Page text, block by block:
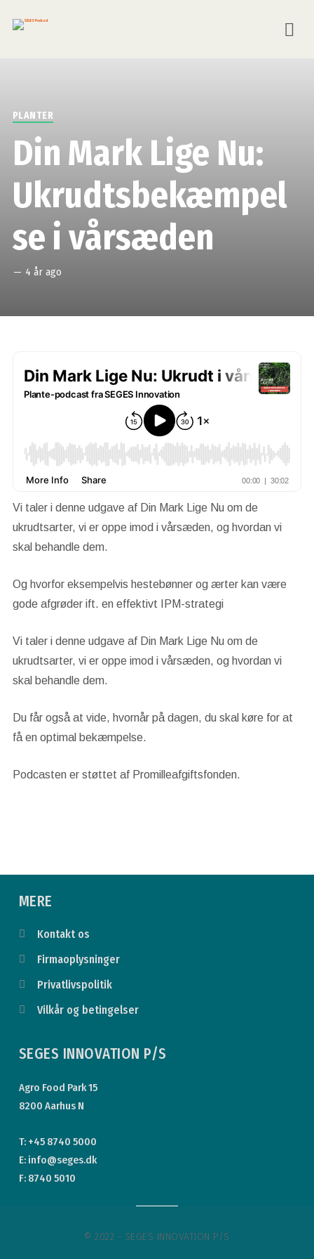
PLANTER
Din Mark Lige Nu:
Ukrudtsbekæmpel
se i vårsæden
— 4 år ago
Vi taler i denne udgave af Din Mark Lige Nu om de
ukrudtsarter, vi er oppe imod i vårsæden, og hvordan vi
skal behandle dem.
Og hvorfor eksempelvis hestebønner og ærter kan være
gode afgrøder ift. en effektivt IPM-strategi
Vi taler i denne udgave af Din Mark Lige Nu om de
ukrudtsarter, vi er oppe imod i vårsæden, og hvordan vi
skal behandle dem.
Du får også at vide, hvornår på dagen, du skal køre for at
få en optimal bekæmpelse.
Podcasten er støttet af Promilleafgiftsfonden.
MERE
Kontakt os
Firmaoplysninger
Privatlivspolitik
Vilkår og betingelser
SEGES INNOVATION P/S
Agro Food Park 15
8200 Aarhus N
T: +45 8740 5000
E: info@seges.dk
F: 8740 5010
© 2022 - SEGES INNOVATION P/S